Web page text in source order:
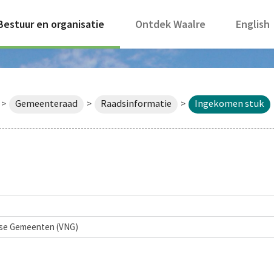
en organisatie Ontdek Waalre English
> Gemeenteraad > Raadsinformatie > Ingekomen stuk
Gemeenten (VNG)